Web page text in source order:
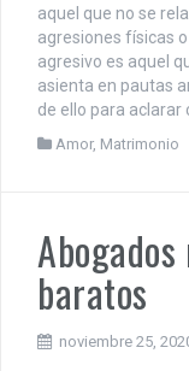
aquel que no se
agresiones físicas
agresivo es aquel
asienta en pautas
de ello para aclarar
Amor, Matrimonio
baratos
noviembre 25,